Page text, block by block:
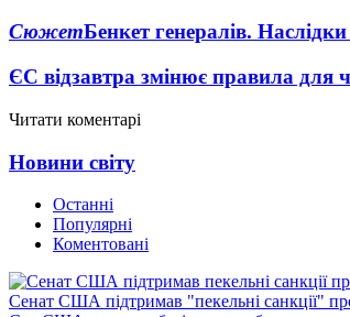
СюжетБенкет генералів.
ЄС відзавтра змінює правила для
Читати коментарі
Новини світу
Останні
Популярні
Коментовані
Сенат США підтримав "пекельні санкції"